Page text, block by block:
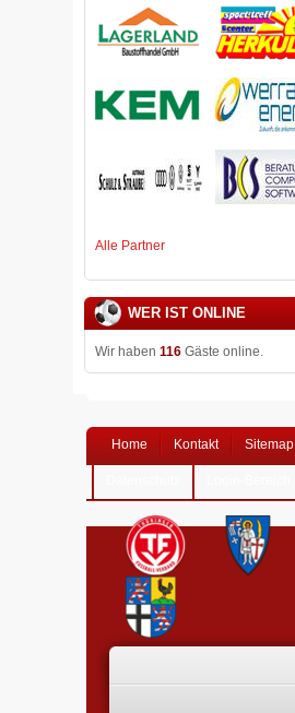
Alle Partner
WER IST ONLINE
Wir haben 116 Gäste online.
Home Kontakt Sitemap